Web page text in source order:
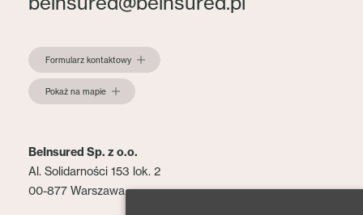
Formularz kontaktowy
Pokaż na mapie
BeInsured Sp. z o.o.
Al. Solidarności 153 lok. 2
00-877 Warszawa